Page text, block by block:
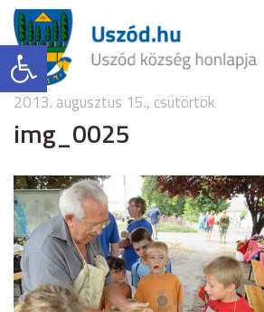
Eszköztár megnyitása
2013. augusztus 15., csütörtök
img_0025